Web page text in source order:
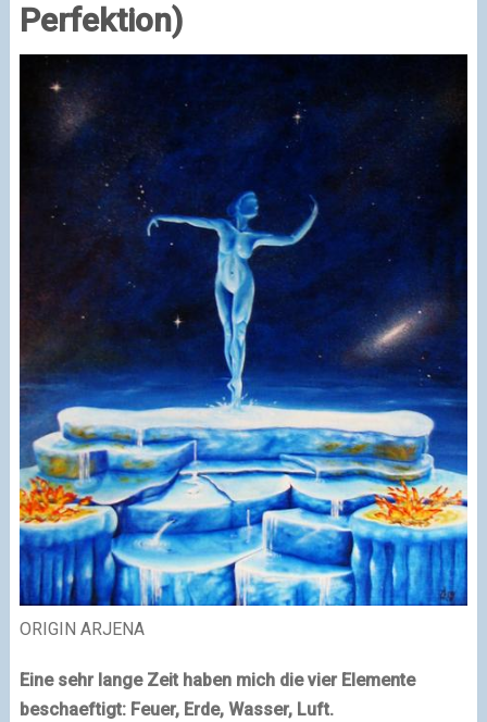
Perfektion)
ORIGIN ARJENA
Eine sehr lange Zeit haben mich die vier Elemente
beschaeftigt: Feuer, Erde, Wasser, Luft.